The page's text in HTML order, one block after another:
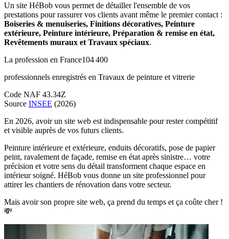
Un site HéBob vous permet de détailler l'ensemble de vos
prestations pour rassurer vos clients avant même le premier contact :
Boiseries & menuiseries, Finitions décoratives, Peinture
extérieure, Peinture intérieure, Préparation & remise en état,
Revêtements muraux et Travaux spéciaux.
La profession en France104 400
professionnels enregistrés en Travaux de peinture et vitrerie
Code NAF 43.34Z
Source INSEE (2026)
En 2026, avoir un site web est indispensable pour rester compétitif
et visible auprès de vos futurs clients.
Peinture intérieure et extérieure, enduits décoratifs, pose de papier
peint, ravalement de façade, remise en état après sinistre… votre
précision et votre sens du détail transforment chaque espace en
intérieur soigné. HéBob vous donne un site professionnel pour
attirer les chantiers de rénovation dans votre secteur.
Mais avoir son propre site web, ça prend du temps et ça coûte cher !
💸